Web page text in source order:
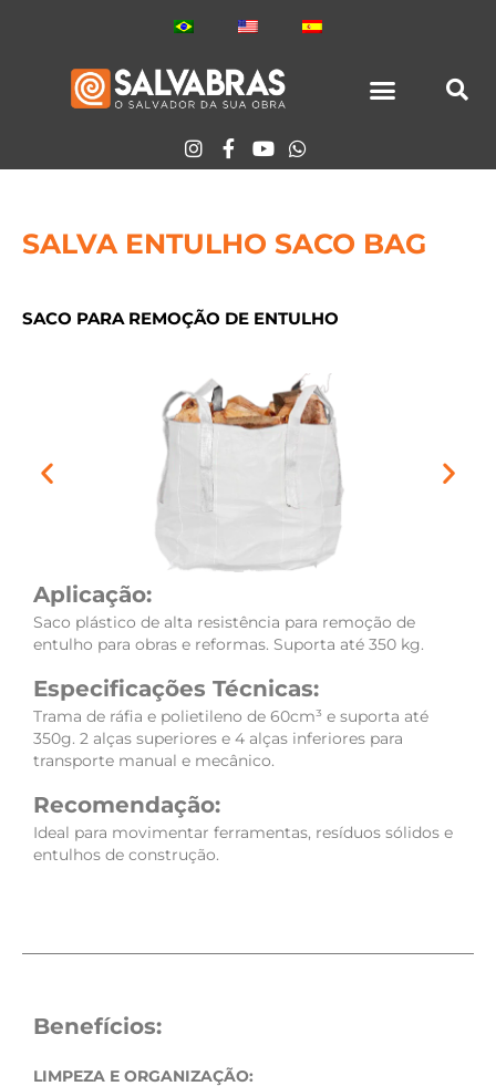
SALVA ENTULHO SACO BAG
SACO PARA REMOÇÃO DE ENTULHO
Aplicação:
Saco plástico de alta resistência para remoção de
entulho para obras e reformas. Suporta até 350 kg.
Especificações Técnicas:
Trama de ráfia e polietileno de 60cm³ e suporta até
350g. 2 alças superiores e 4 alças inferiores para
transporte manual e mecânico.
Recomendação:
Ideal para movimentar ferramentas, resíduos sólidos e
entulhos de construção.
Benefícios:
LIMPEZA E ORGANIZAÇÃO: